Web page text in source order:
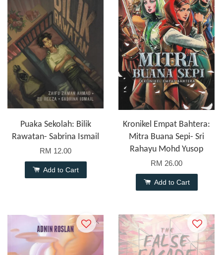
Puaka Sekolah: Bilik
Rawatan- Sabrina Ismail
RM 12.00
Add to Cart
Kronikel Empat Bahtera:
Mitra Buana Sepi- Sri
Rahayu Mohd Yusop
RM 26.00
Add to Cart